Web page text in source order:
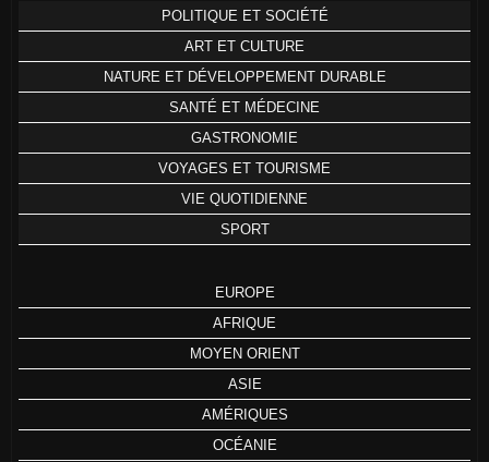
POLITIQUE ET SOCIÉTÉ
ART ET CULTURE
NATURE ET DÉVELOPPEMENT DURABLE
SANTÉ ET MÉDECINE
GASTRONOMIE
VOYAGES ET TOURISME
VIE QUOTIDIENNE
SPORT
EUROPE
AFRIQUE
MOYEN ORIENT
ASIE
AMÉRIQUES
OCÉANIE